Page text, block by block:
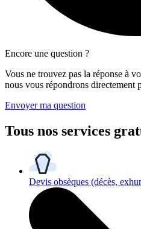
Encore une question ?
Vous ne trouvez pas la réponse à
nous vous répondrons directement
Envoyer ma question
Tous nos services
Devis obsèques (décès,